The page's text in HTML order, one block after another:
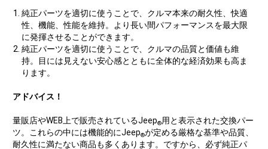
純正パーツを適切に使うことで、クルマ本来の耐久性、快適
性、機能、性能を維持。より長い間パフォーマンスを最大限
に発揮させることができます。
純正パーツを適切に使うことで、クルマの品質と価値も維
持。目には見えない安心感とともに全体的な経済効果も高ま
ります。
アドバイス！
量販店やWEB上で販売されているJeep®用と表示された交換パー
ツ。これらの中には機能的にJeep®が定める厳格な基準や品質、
耐久性に満たない商品も多くあります。ですから、必ず純正パ